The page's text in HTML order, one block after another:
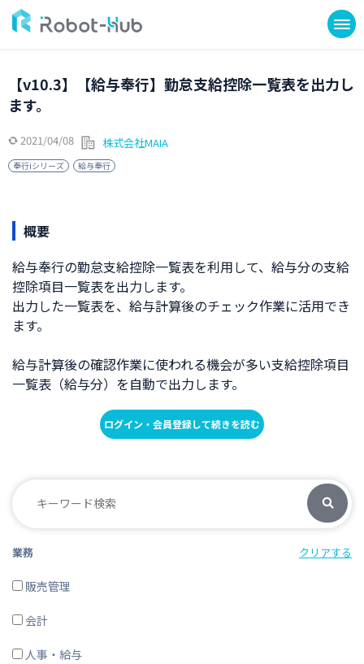
【v10.3】【給与奉行】勤怠支給控除一覧表を出力し
ます。
2021/04/08 株式会社MAIA
奉行iシリーズ 給与奉行
概要
給与奉行の勤怠支給控除一覧表を利用して、給与分の支給
控除項目一覧表を出力します。
出力した一覧表を、給与計算後のチェック作業に活用でき
ます。
給与計算後の確認作業に使われる機会が多い支給控除項目
一覧表（給与分）を自動で出力します。
ログイン・会員登録して続きを読む
業務 クリアする
販売管理
会計
人事・給与